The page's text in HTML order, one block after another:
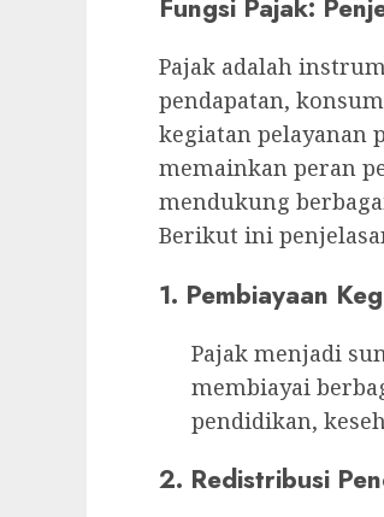
Fungsi Pajak:
Pajak adalah
pendapatan,
kegiatan pelayanan
memainkan peran
mendukung
Berikut ini
1. Pembiayaan
Pajak menjadi
membiayai
pendidikan,
2. Redistribusi